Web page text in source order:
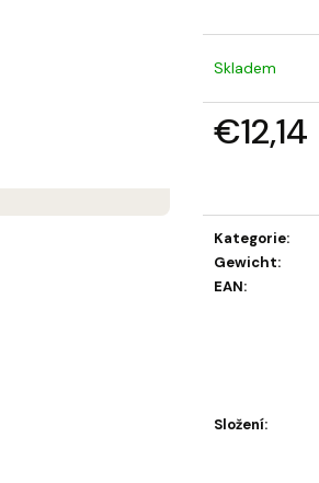
Skladem
€12,14
Kategorie:
Gewicht:
EAN:
Složení: